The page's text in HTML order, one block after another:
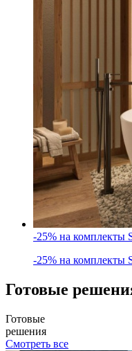
-25% на комплекты
-25% на комплекты
Готовые
Готовые
решения
Смотреть все